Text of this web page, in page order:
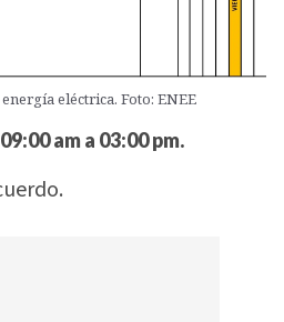
eléctrica. Foto: ENEE
am a 03:00 pm.